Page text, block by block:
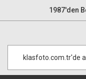
1987'den